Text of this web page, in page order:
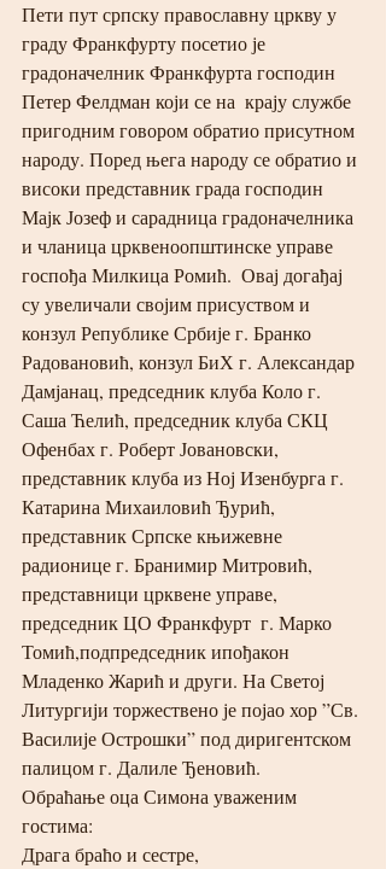
Пети пут српску православну цркву у
граду Франкфурту посетио је
градоначелник Франкфурта господин
Петер Фелдман који се на  крају службе
пригодним говором обратио присутном
народу. Поред њега народу се обратио и
високи представник града господин
Мајк Јозеф и сарадница градоначелника
и чланица црквеноопштинске управе
госпођа Милкица Ромић.  Овај догађај
су увеличали својим присуством и
конзул Републике Србије г. Бранко
Радовановић, конзул БиХ г. Александар
Дамјанац, председник клуба Коло г.
Саша Ћелић, председник клуба СКЦ
Офенбах г. Роберт Јовановски,
представник клуба из Ној Изенбурга г.
Катарина Михаиловић Ђурић,
представник Српске књижевне
радионице г. Бранимир Митровић,
представници црквене управе,
председник ЦО Франкфурт  г. Марко
Томић,подпредседник ипођакон
Младенко Жарић и други. На Светој
Литургији торжествено је појао хор ”Св.
Василије Острошки” под диригентском
палицом г. Далиле Ђеновић.
Обраћање оца Симона уваженим
гостима:
Драга браћо и сестре,